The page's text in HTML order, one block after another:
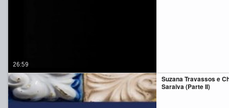
26:59
Suzana Travassos e
Saraiva (Parte II)